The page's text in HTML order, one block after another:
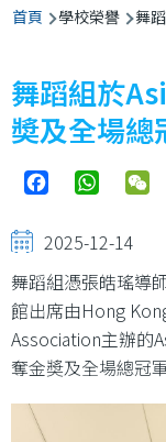
航
連
結
首頁 學校榮譽 舞
舞蹈組於
奬及全場總
FacebookWhatsApp
2025-12-14
舞蹈組憑張皓瑤導
館出席由Hong
Association主辦的
奪金奬及全場總冠